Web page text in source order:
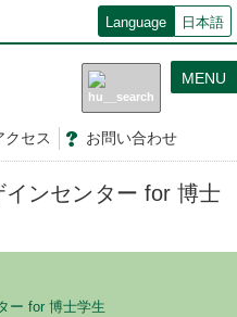
Language 日本語
クセス お問い合わせ
MENU
ンセンター for 博士
ー for 博士学生